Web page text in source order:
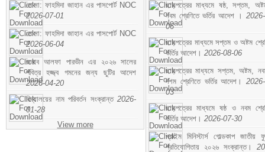
মোসা: ফাহমিদা জাহান এর পাসপোর্ট NOC
2026-07-01
মোসা: ফাহমিদা জাহান এর পাসপোর্ট NOC
2026-06-04
জনাব আলফা পারভীন এর ২০২৬ সালের
পবিত্র হজ্জ্ব গমনের জন্য ছুটির আদেশ
2026-04-20
বিদ্যালয়ের নাম পরিবর্তন সংক্রান্ত 2026-
01-28
View more
ছাড়পত্রের মাধ্যমে ষষ্ঠ, সপ্তম,
নবম শ্রেণিতে ভর্তির আদেশ ।
06
ছাড়পত্রের মাধ্যমে সপ্তম ও অষ্টম
ভর্তির আদেশ। 2026-08-06
ছাড়পত্রের মাধ্যমে সপ্তম, অষ্টম,
দশম শ্রেণিতে ভর্তির আদেশ।
03
ছাড়পত্রের মাধ্যমে ষষ্ঠ ও নবম
ভর্তির আদেশ। 2026-07-30
প্রাইম মিনিস্টার্স গোল্ডকাপ জাতীয়
প্রতিযোগিতায় ২০২৬ সংক্রান্ত।